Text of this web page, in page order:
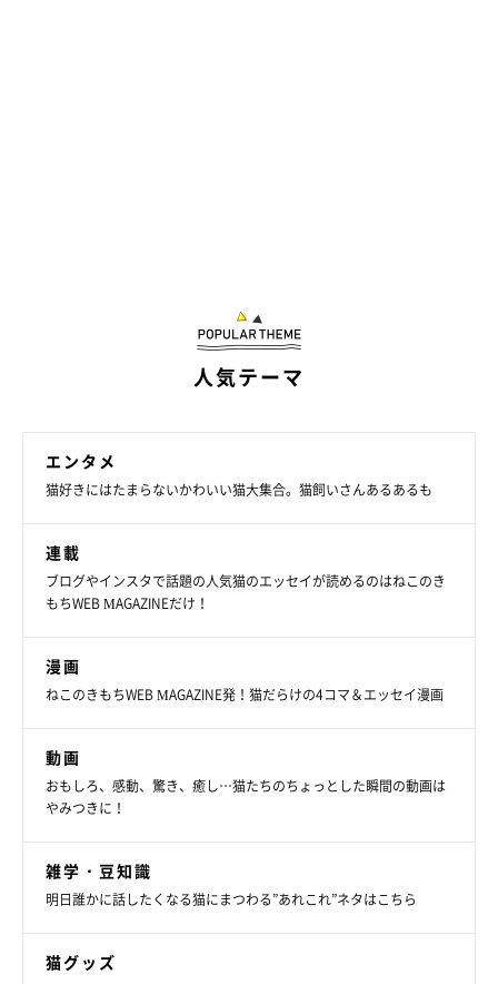
と、とっても不思議そうにするコハダちゃん♡
飼い主さんは準備をするのを忘れて、ニャンズのかわいいやりと
りに、ついつい見入ってしまったよう(*´ω｀*)
インスタユーザーさんたちからも反響のあるワンシーンでした♡
でご投稿いただいた素敵な写真・動画を紹介しています。
参照／Instagram（
文／雨宮カイ
人気テーマ
エンタメ
猫好きにはたまらないかわいい猫大集合。猫飼いさんあるあるも
連載
ブログやインスタで話題の人気猫のエッセイが読めるのはねこのき
もちWEB MAGAZINEだけ！
漫画
ねこのきもちWEB MAGAZINE発！猫だらけの4コマ＆エッセイ漫画
動画
おもしろ、感動、驚き、癒し…猫たちのちょっとした瞬間の動画は
やみつきに！
雑学・豆知識
明日誰かに話したくなる猫にまつわる”あれこれ”ネタはこちら
猫グッズ